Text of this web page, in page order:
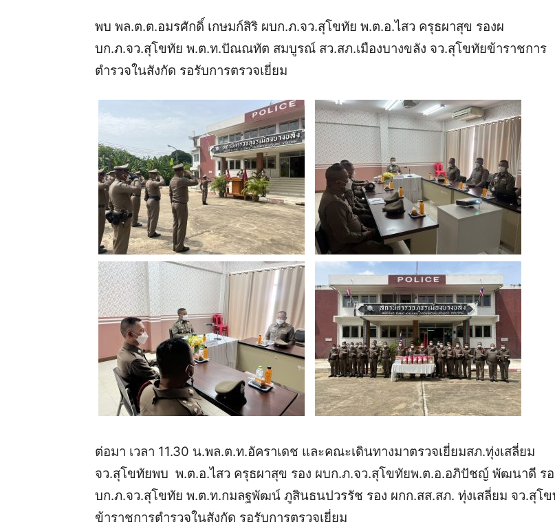
พบ พล.ต.ต.อมรศักดิ์ เกษมก์สิริ ผบก.ภ.จว.สุโขทัย พ.ต.อ.ไสว ครุธผาสุข รองผ
บก.ภ.จว.สุโขทัย พ.ต.ท.ปัณณทัต สมบูรณ์ สว.สภ.เมืองบางขลัง จว.สุโขทัยข้าราชการ
ตำรวจในสังกัด รอรับการตรวจเยี่ยม
ต่อมา เวลา 11.30 น.พล.ต.ท.อัคราเดช และคณะเดินทางมาตรวจเยี่ยมสภ.ทุ่งเสลี่ยม
จว.สุโขทัยพบ พ.ต.อ.ไสว ครุธผาสุข รอง ผบก.ภ.จว.สุโขทัยพ.ต.อ.อภิปัชญ์ พัฒนาดี ร
บก.ภ.จว.สุโขทัย พ.ต.ท.กมลฐพัฒน์ ภูสินธนปวรรัช รอง ผกก.สส.สภ. ทุ่งเสลี่ยม จว.สุโ
ข้าราชการตำรวจในสังกัด รอรับการตรวจเยี่ยม